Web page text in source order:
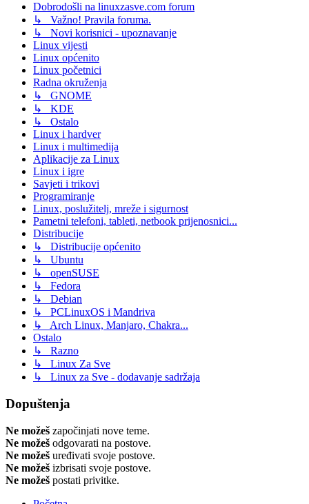
Dobrodošli na linuxzasve.com forum
↳ Važno! Pravila foruma.
↳ Novi korisnici - upoznavanje
Linux vijesti
Linux općenito
Linux početnici
Radna okruženja
↳ GNOME
↳ KDE
↳ Ostalo
Linux i hardver
Linux i multimedija
Aplikacije za Linux
Linux i igre
Savjeti i trikovi
Programiranje
Linux, poslužitelj, mreže i sigurnost
Pametni telefoni, tableti, netbook prijenosnici...
Distribucije
↳ Distribucije općenito
↳ Ubuntu
↳ openSUSE
↳ Fedora
↳ Debian
↳ PCLinuxOS i Mandriva
↳ Arch Linux, Manjaro, Chakra...
Ostalo
↳ Razno
↳ Linux Za Sve
↳ Linux za Sve - dodavanje sadržaja
Dopuštenja
Ne možeš započinjati nove teme.
Ne možeš odgovarati na postove.
Ne možeš uređivati svoje postove.
Ne možeš izbrisati svoje postove.
Ne možeš postati privitke.